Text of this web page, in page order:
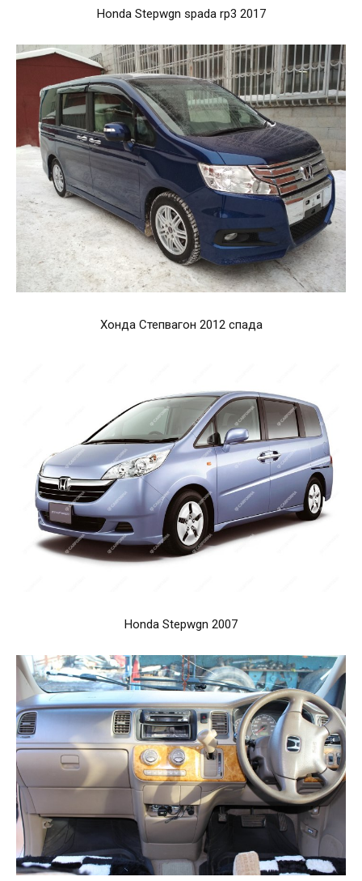
Honda Stepwgn spada rp3 2017
Хонда Степвагон 2012 спада
Honda Stepwgn 2007